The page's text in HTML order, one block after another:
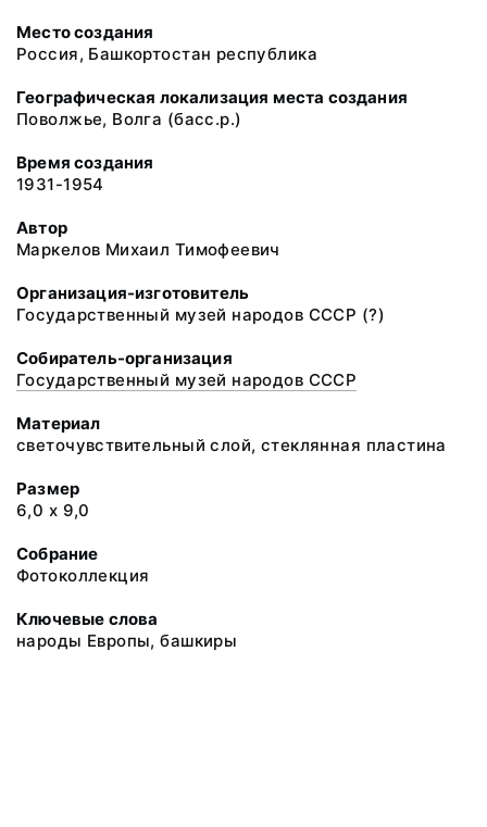
Место создания
Россия, Башкортостан республика
Географическая локализация места создания
Поволжье, Волга (басс.р.)
Время создания
1931-1954
Автор
Маркелов Михаил Тимофеевич
Организация-изготовитель
Государственный музей народов СССР (?)
Собиратель-организация
Государственный музей народов СССР
Материал
светочувствительный слой, стеклянная пластина
Размер
6,0 х 9,0
Собрание
Фотоколлекция
Ключевые слова
народы Европы, башкиры